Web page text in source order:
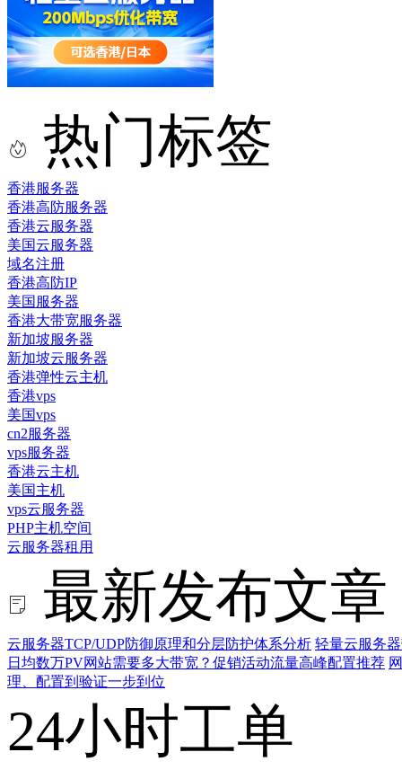
热门标签
香港服务器
香港高防服务器
香港云服务器
美国云服务器
域名注册
香港高防IP
美国服务器
香港大带宽服务器
新加坡服务器
新加坡云服务器
香港弹性云主机
香港vps
美国vps
cn2服务器
vps服务器
香港云主机
美国主机
vps云服务器
PHP主机空间
云服务器租用
最新发布文章
云服务器TCP/UDP防御原理和分层防护体系分析 轻量云服务
日均数万PV网站需要多大带宽？促销活动流量高峰配置推荐
理、配置到验证一步到位
24小时工单